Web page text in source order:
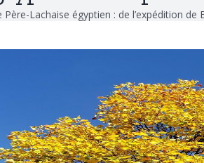
Père-Lachaise égyptien : de l’expédition